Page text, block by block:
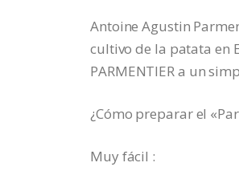
Antoine Agustin
cultivo de la patata en
PARMENTIER a un
¿Cómo preparar el
Muy fácil :